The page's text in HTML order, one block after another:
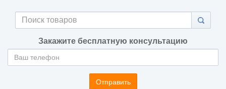
Закажите бесплатную консультацию
Отправить